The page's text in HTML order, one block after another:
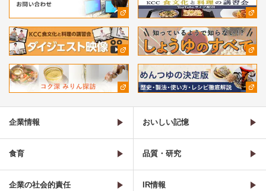
企業情報 おいしい記憶
食育 品質・研究
企業の社会的責任 IR情報